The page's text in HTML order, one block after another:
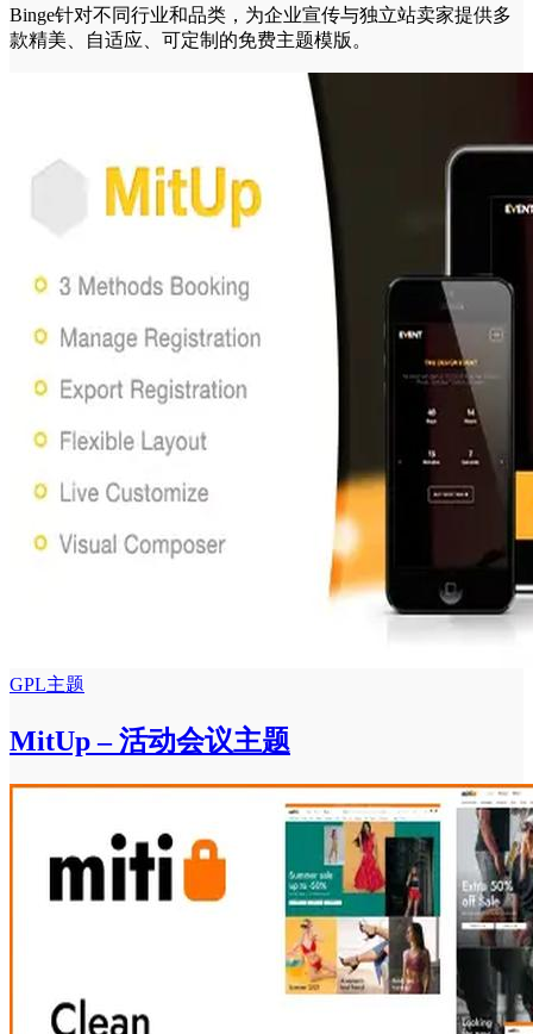
Binge针对不同行业和品类，为企业宣传与独立站卖家提供多
款精美、自适应、可定制的免费主题模版。
GPL主题
MitUp – 活动会议主题